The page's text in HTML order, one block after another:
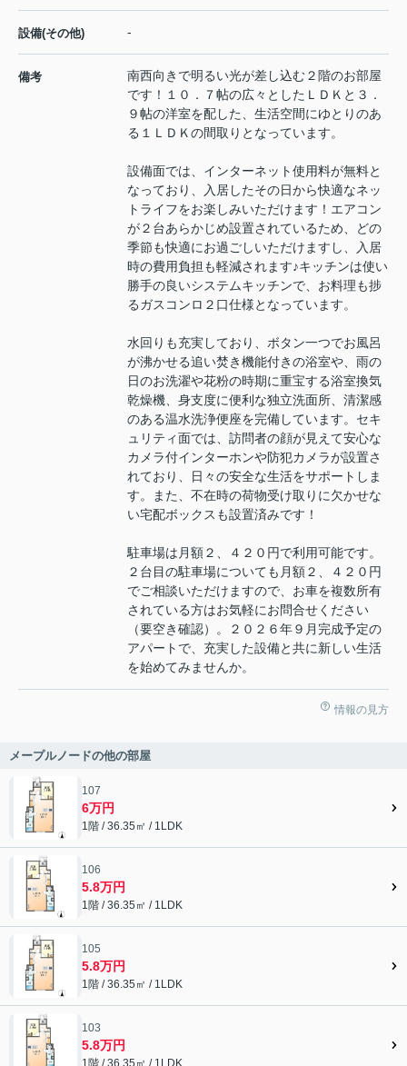
設備(その他) -
備考
南西向きで明るい光が差し込む２階のお部屋
です！１０．７帖の広々としたＬＤＫと３．
９帖の洋室を配した、生活空間にゆとりのあ
る１ＬＤＫの間取りとなっています。
設備面では、インターネット使用料が無料と
なっており、入居したその日から快適なネッ
トライフをお楽しみいただけます！エアコン
が２台あらかじめ設置されているため、どの
季節も快適にお過ごしいただけますし、入居
時の費用負担も軽減されます♪キッチンは使い
勝手の良いシステムキッチンで、お料理も捗
るガスコンロ２口仕様となっています。
水回りも充実しており、ボタン一つでお風呂
が沸かせる追い焚き機能付きの浴室や、雨の
日のお洗濯や花粉の時期に重宝する浴室換気
乾燥機、身支度に便利な独立洗面所、清潔感
のある温水洗浄便座を完備しています。セキ
ュリティ面では、訪問者の顔が見えて安心な
カメラ付インターホンや防犯カメラが設置さ
れており、日々の安全な生活をサポートしま
す。また、不在時の荷物受け取りに欠かせな
い宅配ボックスも設置済みです！
駐車場は月額２、４２０円で利用可能です。
２台目の駐車場についても月額２、４２０円
でご相談いただけますので、お車を複数所有
されている方はお気軽にお問合せください
（要空き確認）。２０２６年９月完成予定の
アパートで、充実した設備と共に新しい生活
を始めてみませんか。
情報の見方
メープルノードの他の部屋
107
6万円
1階 / 36.35㎡ / 1LDK
106
5.8万円
1階 / 36.35㎡ / 1LDK
105
5.8万円
1階 / 36.35㎡ / 1LDK
103
5.8万円
1階 / 36.35㎡ / 1LDK